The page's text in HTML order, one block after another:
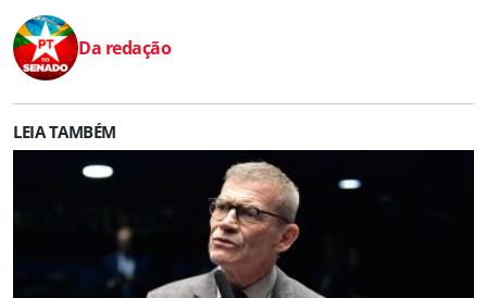
Da redação
LEIA TAMBÉM